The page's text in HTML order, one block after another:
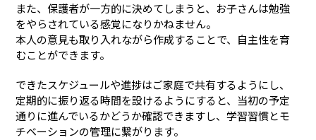
また、保護者が一方的に決めてしまうと、お子さんは勉強
をやらされている感覚になりかねません。
本人の意見も取り入れながら作成することで、自主性を育
むことができます。
できたスケジュールや進捗はご家庭で共有するようにし、
定期的に振り返る時間を設けるようにすると、当初の予定
通りに進んでいるかどうか確認できますし、学習習慣とモ
チベーションの管理に繋がります。